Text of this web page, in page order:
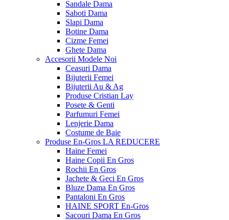
Sandale Dama
Saboti Dama
Slapi Dama
Botine Dama
Cizme Femei
Ghete Dama
Accesorii Modele Noi
Ceasuri Dama
Bijuterii Femei
Bijuterii Au & Ag
Produse Cristian Lay
Posete & Genti
Parfumuri Femei
Lenjerie Dama
Costume de Baie
Produse En-Gros LA REDUCERE
Haine Femei
Haine Copii En Gros
Rochii En Gros
Jachete & Geci En Gros
Bluze Dama En Gros
Pantaloni En Gros
HAINE SPORT En-Gros
Sacouri Dama En Gros